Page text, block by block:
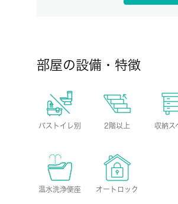
部屋の設備・特徴
バストイレ別 2階以上 収納ス
温水洗浄便座 オートロック